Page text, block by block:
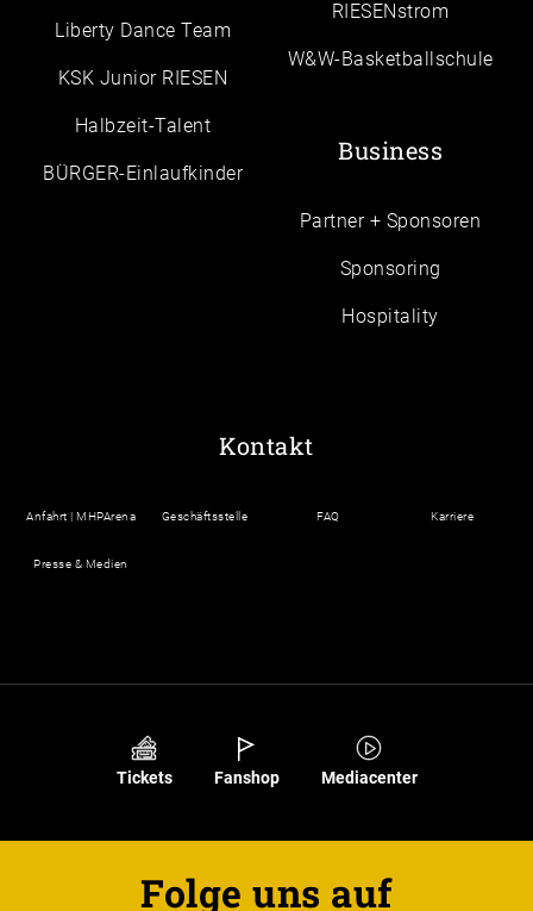
Liberty Dance Team
KSK Junior RIESEN
Halbzeit-Talent
BÜRGER-Einlaufkinder
RIESENstrom
W&W-Basketballschule
Business
Partner + Sponsoren
Sponsoring
Hospitality
Kontakt
Anfahrt | MHPArena Geschäftsstelle FAQ Karriere
Presse & Medien
Tickets Fanshop Mediacenter
Folge uns auf